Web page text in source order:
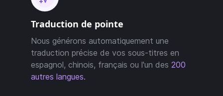
Traduction de pointe
Nous générons automatiquement une
traduction précise de vos sous-titres en
espagnol, chinois, français ou l'un des 200
autres langues.